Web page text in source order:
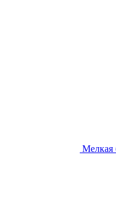
Мелкая